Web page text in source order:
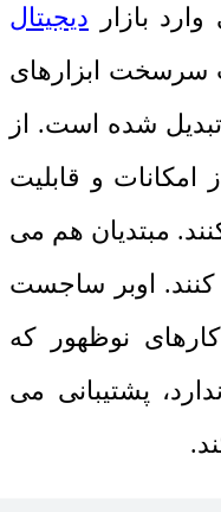
بازار دیجیتال
سرسخت ابزارهای
شده است. از
امکانات و قابلیت
مبتدیان هم می
کنند. اوبر ساجست
نوظهور که
پشتیبانی می